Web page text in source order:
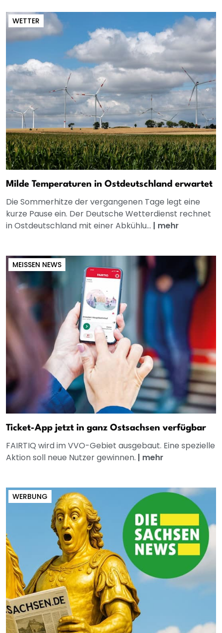
WETTER
Milde Temperaturen in Ostdeutschland erwartet
Die Sommerhitze der vergangenen Tage legt eine
kurze Pause ein. Der Deutsche Wetterdienst rechnet
in Ostdeutschland mit einer Abkühlu... | mehr
MEISSEN NEWS
Ticket-App jetzt in ganz Ostsachsen verfügbar
FAIRTIQ wird im VVO-Gebiet ausgebaut. Eine spezielle
Aktion soll neue Nutzer gewinnen. | mehr
WERBUNG